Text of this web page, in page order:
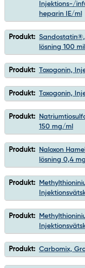
Injektions-/
heparin IE/ml
Produkt:
lösning 100
Produkt: Toxogonin,
Produkt: Toxogonin,
Produkt:
150 mg/ml
Produkt:
Naloxon
lösning 0,4
Produkt:
Produkt:
Produkt: Carbomix,